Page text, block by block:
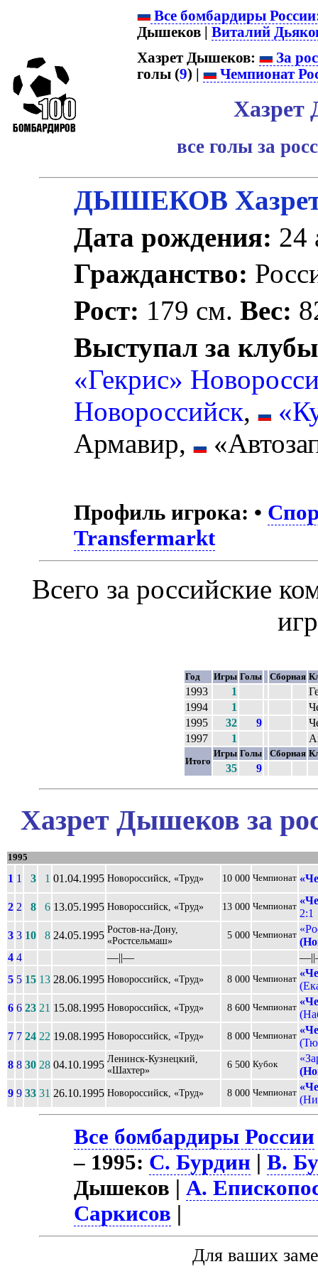
Все бомбардиры
Дышеков | Виталий
Хазрет Дышеков:
За
голы (9) | Чемпионат
Хазрет
все голы за
ДЫШЕКОВ Хазрет
Дата рождения: 24
Гражданство:
Рост: 179 см.Вес:
Выступал за
«Гекрис»
Новороссийск,
Армавир,
Профиль игрока: •
Transfermarkt
Всего за российские
Год Игры Голы Сборная
1993 1
1994
1
1995
32 9
1997
1
Итого
Игры Голы Сборная
35 9
Хазрет Дышеков за
1995
1 1 3 1 01.04.1995 Новороссийск, «Труд» 10 000 Чемпионат
2 2 8 6 13.05.1995 Новороссийск, «Труд» 13 000 Чемпионат
2:1
3 3 10 8 24.05.1995 Ростов-на-Дону,
«Ростсельмаш»
5 000 Чемпионат
4 4 ––||––
5 5 15 13 28.06.1995 Новороссийск, «Труд» 8 000 Чемпионат
6 6 23 21 15.08.1995 Новороссийск, «Труд» 8 600 Чемпионат
7 7 24 22 19.08.1995 Новороссийск, «Труд» 8 000 Чемпионат
8 8 30 28 04.10.1995 Ленинск-Кузнецкий,
«Шахтер»
6 500 Кубок
9 9 33 31 26.10.1995 Новороссийск, «Труд» 8 000 Чемпионат
Все бомбардиры России
– 1995: С. Бурдин |В.
Дышеков |А.
Саркисов |
Для ваших